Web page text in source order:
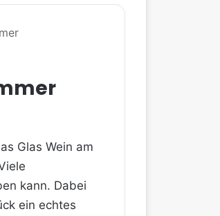
Glas Wein am
kann. Dabei
ein echtes